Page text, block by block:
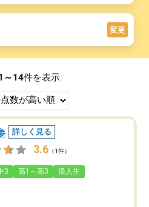
変更
～14件を表示
詳しく見る
3.6 （1件）
3 高1～高3 浪人生